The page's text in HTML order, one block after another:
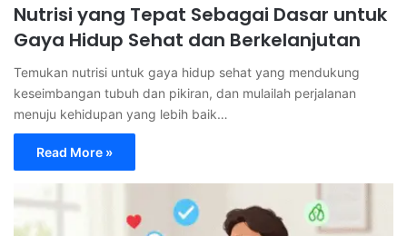
Nutrisi yang Tepat Sebagai Dasar untuk
Gaya Hidup Sehat dan Berkelanjutan
Temukan nutrisi untuk gaya hidup sehat yang mendukung
keseimbangan tubuh dan pikiran, dan mulailah perjalanan
menuju kehidupan yang lebih baik…
Read More »